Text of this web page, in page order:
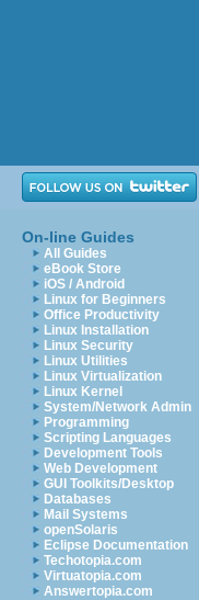
On-line Guides
All Guides
eBook Store
iOS / Android
Linux for Beginners
Office Productivity
Linux Installation
Linux Security
Linux Utilities
Linux Virtualization
Linux Kernel
System/Network Admin
Programming
Scripting Languages
Development Tools
Web Development
GUI Toolkits/Desktop
Databases
Mail Systems
openSolaris
Eclipse Documentation
Techotopia.com
Virtuatopia.com
Answertopia.com